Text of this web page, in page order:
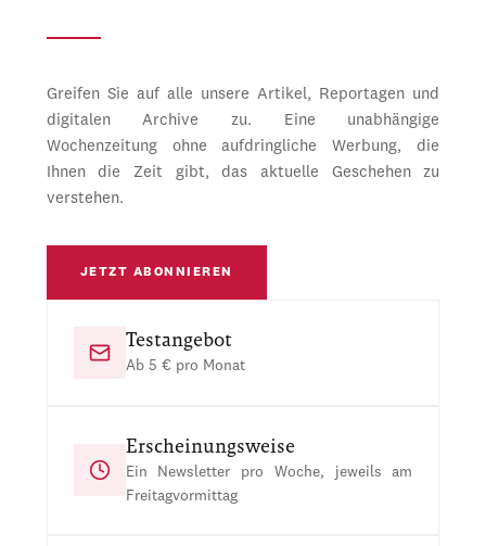
Greifen Sie auf alle unsere Artikel, Reportagen und
digitalen Archive zu. Eine unabhängige
Wochenzeitung ohne aufdringliche Werbung, die
Ihnen die Zeit gibt, das aktuelle Geschehen zu
verstehen.
JETZT ABONNIEREN
Testangebot
Ab 5 € pro Monat
Erscheinungsweise
Ein Newsletter pro Woche, jeweils am
Freitagvormittag